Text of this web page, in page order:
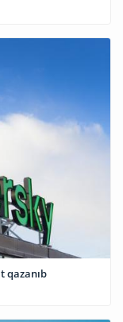
qazanıb